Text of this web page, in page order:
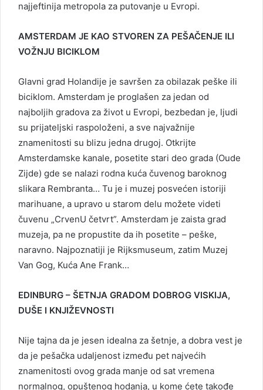
najjeftinija metropola za putovanje u Evropi.
AMSTERDAM JE KAO STVOREN ZA PEŠAČENJE ILI
VOŽNJU BICIKLOM
Glavni grad Holandije je savršen za obilazak peške ili
biciklom. Amsterdam je proglašen za jedan od
najboljih gradova za život u Evropi, bezbedan je, ljudi
su prijateljski raspoloženi, a sve najvažnije
znamenitosti su blizu jedna drugoj. Otkrijte
Amsterdamske kanale, posetite stari deo grada (Oude
Zijde) gde se nalazi rodna kuća čuvenog baroknog
slikara Rembranta… Tu je i muzej posvećen istoriji
marihuane, a upravo u starom delu možete videti
čuvenu „CrvenU četvrt”. Amsterdam je zaista grad
muzeja, pa ne propustite da ih posetite – peške,
naravno. Najpoznatiji je Rijksmuseum, zatim Muzej
Van Gog, Kuća Ane Frank…
EDINBURG – ŠETNJA GRADOM DOBROG VISKIJA,
DUŠE I KNJIŽEVNOSTI
Nije tajna da je jesen idealna za šetnje, a dobra vest je
da je pešačka udaljenost između pet najvećih
znamenitosti ovog grada manje od sat vremena
normalnog, opuštenog hodanja, u kome ćete takođe